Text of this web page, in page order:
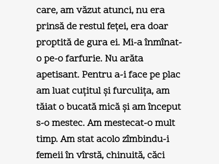
care, am văzut atunci, nu era
prinsă de restul feţei, era doar
proptită de gura ei. Mi-a înmînat-
o pe-o farfurie. Nu arăta
apetisant. Pentru a-i face pe plac
am luat cuţitul şi furculiţa, am
tăiat o bucată mică şi am început
s-o mestec. Am mestecat-o mult
timp. Am stat acolo zîmbindu-i
femeii în vîrstă, chinuită, căci